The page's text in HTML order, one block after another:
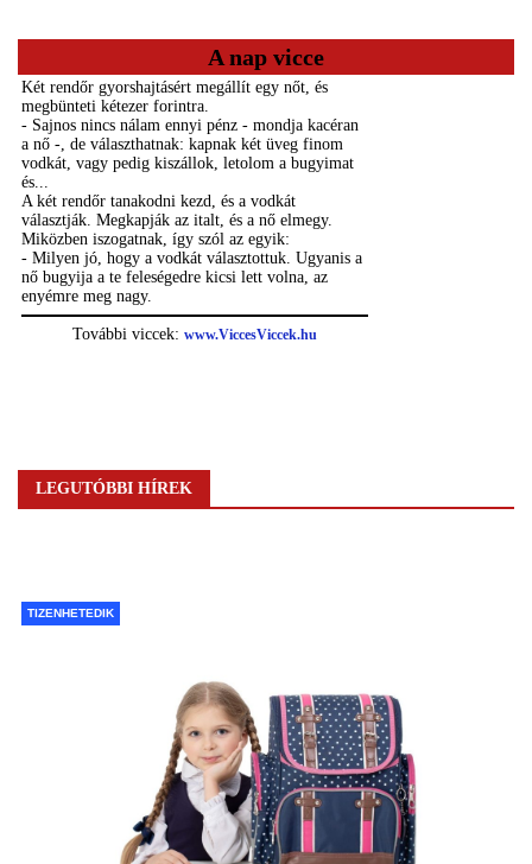
A nap vicce
LEGUTÓBBI HÍREK
TIZENHETEDIK